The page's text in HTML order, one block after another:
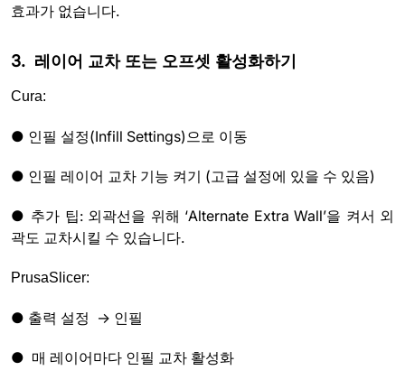
효과가 없습니다.
3. 레이어 교차 또는 오프셋 활성화하기
Cura:
● 인필 설정(Infill Settings)으로 이동
● 인필 레이어 교차 기능 켜기 (고급 설정에 있을 수 있음)
● 추가 팁: 외곽선을 위해 ‘Alternate Extra Wall’을 켜서 외
곽도 교차시킬 수 있습니다.
PrusaSlicer:
● 출력 설정 → 인필
● 매 레이어마다 인필 교차 활성화